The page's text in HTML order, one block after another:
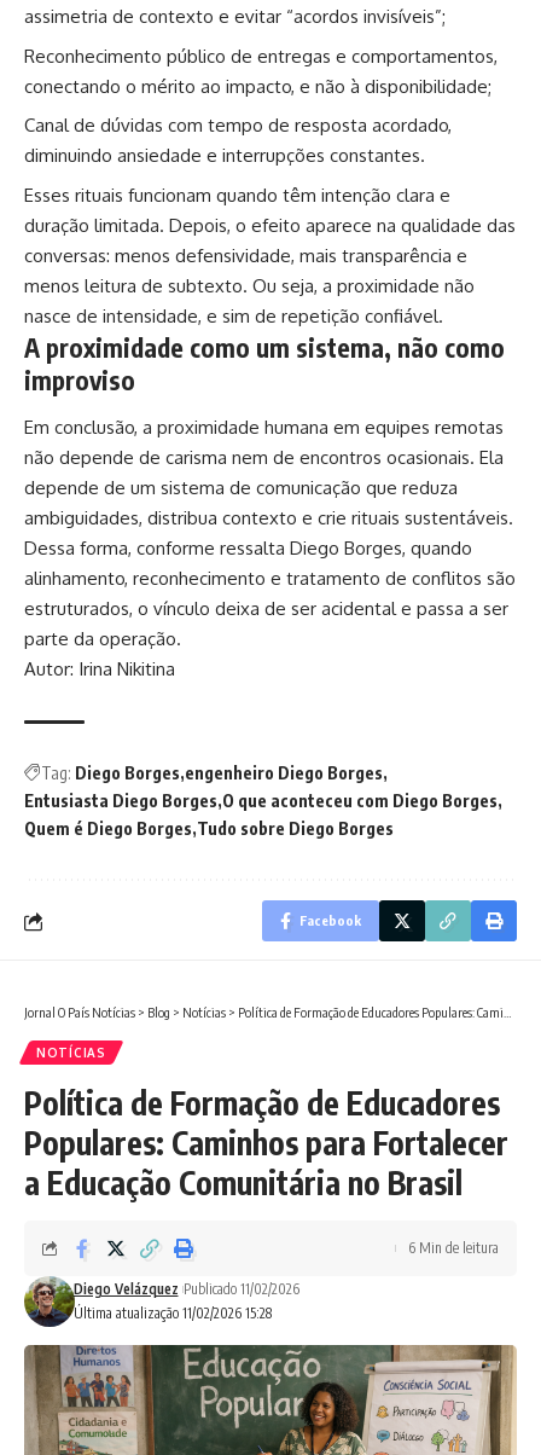
assimetria de contexto e evitar “acordos invisíveis”;
Reconhecimento público de entregas e comportamentos,
conectando o mérito ao impacto, e não à disponibilidade;
Canal de dúvidas com tempo de resposta acordado,
diminuindo ansiedade e interrupções constantes.
Esses rituais funcionam quando têm intenção clara e
duração limitada. Depois, o efeito aparece na qualidade das
conversas: menos defensividade, mais transparência e
menos leitura de subtexto. Ou seja, a proximidade não
nasce de intensidade, e sim de repetição confiável.
A proximidade como um sistema, não como
improviso
Em conclusão, a proximidade humana em equipes remotas
não depende de carisma nem de encontros ocasionais. Ela
depende de um sistema de comunicação que reduza
ambiguidades, distribua contexto e crie rituais sustentáveis.
Dessa forma, conforme ressalta Diego Borges, quando
alinhamento, reconhecimento e tratamento de conflitos são
estruturados, o vínculo deixa de ser acidental e passa a ser
parte da operação.
Autor: Irina Nikitina
Tag: Diego Borges engenheiro Diego Borges
Entusiasta Diego Borges O que aconteceu com Diego Borges
Quem é Diego Borges Tudo sobre Diego Borges
Facebook
Jornal O País Notícias > Blog > Notícias > Política de Formação de Educadores Populares: Caminhos para Fortalecer a Educação Comunitária no Brasil
NOTÍCIAS
Política de Formação de Educadores
Populares: Caminhos para Fortalecer
a Educação Comunitária no Brasil
Última atualização 11/02/2026 15:28
Diego Velázquez Publicado 11/02/2026
6 Min de leitura